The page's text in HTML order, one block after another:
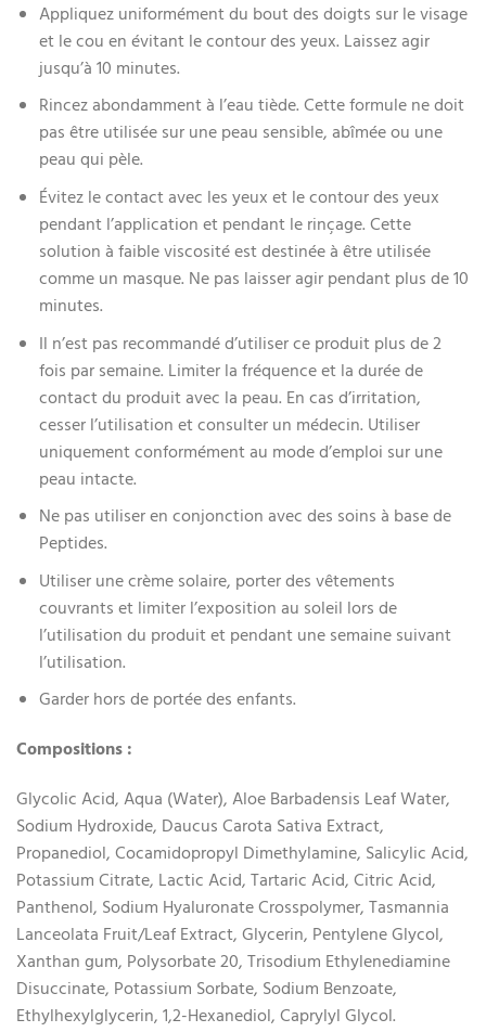
Appliquez uniformément du bout des doigts sur le visage
et le cou en évitant le contour des yeux. Laissez agir
jusqu’à 10 minutes.
Rincez abondamment à l’eau tiède. Cette formule ne doit
pas être utilisée sur une peau sensible, abîmée ou une
peau qui pèle.
Évitez le contact avec les yeux et le contour des yeux
pendant l’application et pendant le rinçage. Cette
solution à faible viscosité est destinée à être utilisée
comme un masque. Ne pas laisser agir pendant plus de 10
minutes.
Il n’est pas recommandé d’utiliser ce produit plus de 2
fois par semaine. Limiter la fréquence et la durée de
contact du produit avec la peau. En cas d’irritation,
cesser l’utilisation et consulter un médecin. Utiliser
uniquement conformément au mode d’emploi sur une
peau intacte.
Ne pas utiliser en conjonction avec des soins à base de
Peptides.
Utiliser une crème solaire, porter des vêtements
couvrants et limiter l’exposition au soleil lors de
l’utilisation du produit et pendant une semaine suivant
l’utilisation.
Garder hors de portée des enfants.
Compositions :
Glycolic Acid, Aqua (Water), Aloe Barbadensis Leaf Water,
Sodium Hydroxide, Daucus Carota Sativa Extract,
Propanediol, Cocamidopropyl Dimethylamine, Salicylic Acid,
Potassium Citrate, Lactic Acid, Tartaric Acid, Citric Acid,
Panthenol, Sodium Hyaluronate Crosspolymer, Tasmannia
Lanceolata Fruit/Leaf Extract, Glycerin, Pentylene Glycol,
Xanthan gum, Polysorbate 20, Trisodium Ethylenediamine
Disuccinate, Potassium Sorbate, Sodium Benzoate,
Ethylhexylglycerin, 1,2-Hexanediol, Caprylyl Glycol.